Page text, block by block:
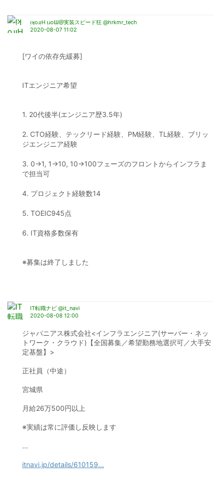
ᴉʞoɹᴉH ᴉɹoƜ@実装スピード狂 @hrkmr_tech
2020-08-07 11:02
[ワイの依存先緩募]
ITエンジニア希望
1. 20代後半(エンジニア歴3.5年)
2. CTO経験、テックリード経験、PM経験、TL経験、ブリッ
ジエンジニア経験
3. 0→1, 1→10, 10→100フェーズのフロントからインフラま
で担当可
4. プロジェクト経験数14
5. TOEIC945点
6. IT資格多数保有
※募集は終了しました
IT転職ナビ @it_navi
2020-08-08 12:00
ジャパニアス株式会社<インフラエンジニア(サーバー・ネッ
トワーク・クラウド)【全国募集／希望勤務地選択可／大手安
定基盤】>
正社員（中途）
宮城県
月給26万500円以上
※実績は常に評価し反映します
...
itnavi.jp/details/610159…